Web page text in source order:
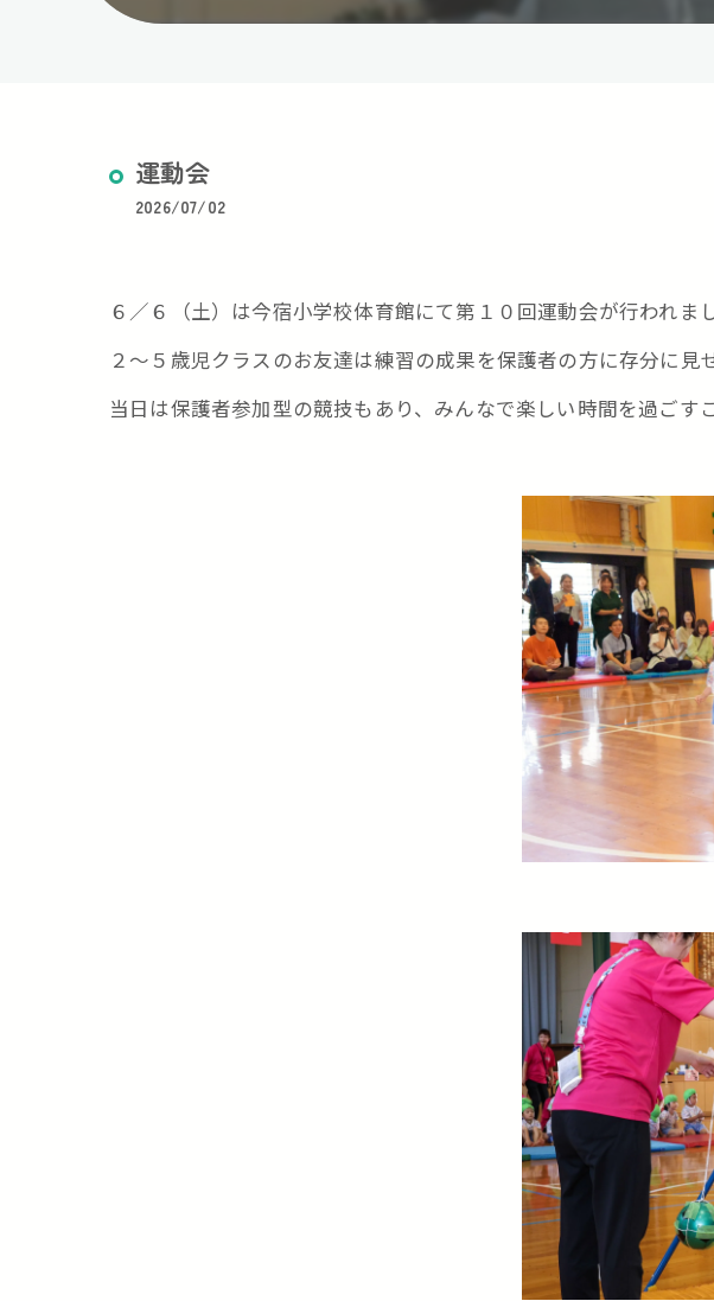
運動会
2026/07/02
６／６（土）は今宿小学校体育館にて第１０回運動会が行われまし
２～５歳児クラスのお友達は練習の成果を保護者の方に存分に見
当日は保護者参加型の競技もあり、みんなで楽しい時間を過ごす